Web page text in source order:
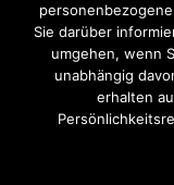
Startseite Einsätze
Theme by
Sie darüber
umgehen, wenn
unabhängig
erhalten